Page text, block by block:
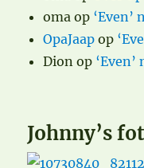
oma op ‘Even’
OpaJaap op
Dion op ‘Even’
Johnny’s